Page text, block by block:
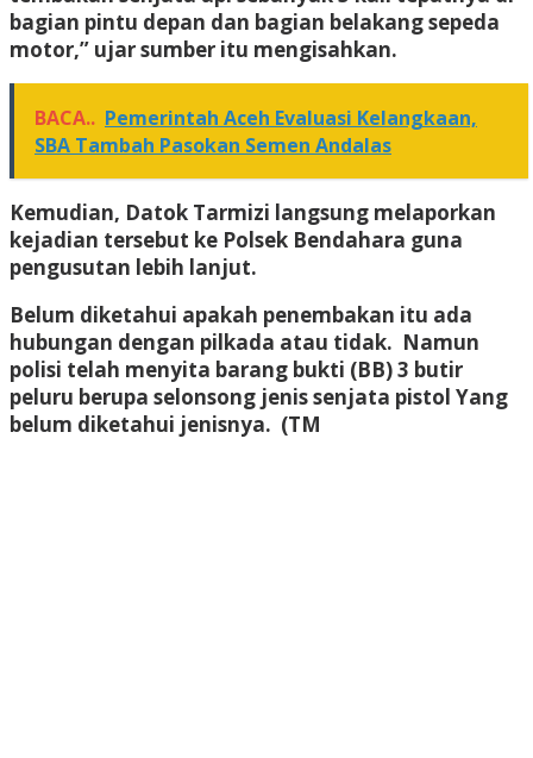
bagian pintu depan dan bagian belakang sepeda
motor,” ujar sumber itu mengisahkan.
BACA.. Pemerintah Aceh Evaluasi Kelangkaan,
SBA Tambah Pasokan Semen Andalas
Kemudian, Datok Tarmizi langsung melaporkan
kejadian tersebut ke Polsek Bendahara guna
pengusutan lebih lanjut.
Belum diketahui apakah penembakan itu ada
hubungan dengan pilkada atau tidak. Namun
polisi telah menyita barang bukti (BB) 3 butir
peluru berupa selonsong jenis senjata pistol Yang
belum diketahui jenisnya. (TM